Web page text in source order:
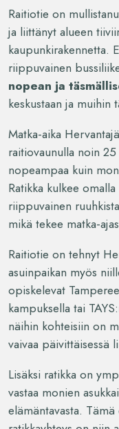
Raitiotie on
ja liittänyt alueen
kaupunkirakennetta.
riippuvainen
nopean ja
keskustaan ja muihin
Matka-aika
raitiovaunulla noin
nopeampaa kuin
Ratikka kulkee
riippuvainen
mikä tekee matka-
Raitiotie on tehnyt
asuinpaikan myös
opiskelevat
kampuksella tai
näihin kohteisiin on
vaivaa päivittäisessä
Lisäksi ratikka on
vastaa monien
elämäntavasta.